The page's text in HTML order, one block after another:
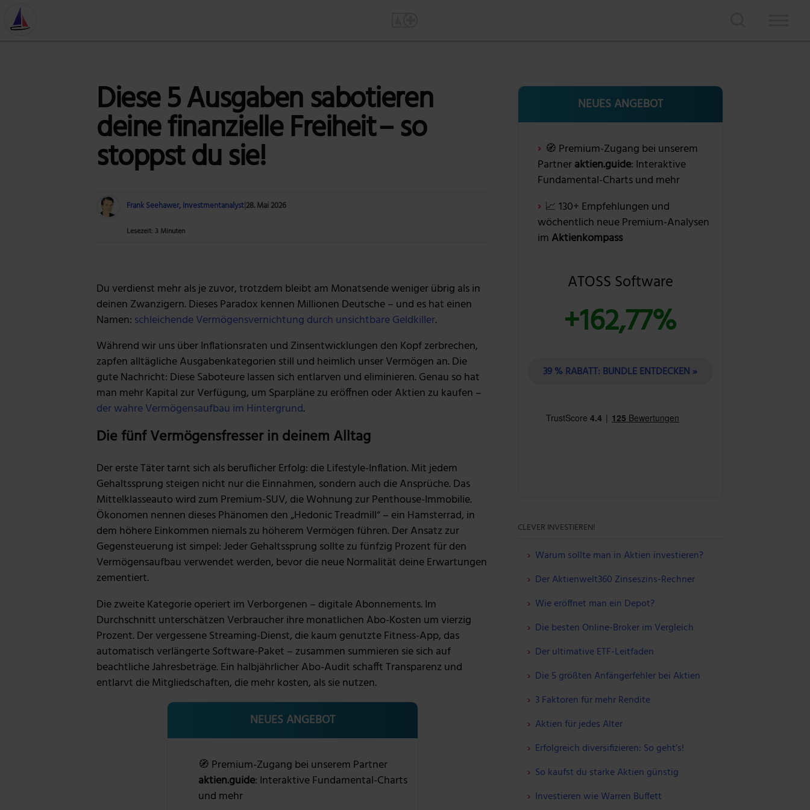
Diese 5 Ausgaben sabotieren
deine finanzielle Freiheit – so
stoppst du sie!
Frank Seehawer, Investmentanalyst28. Mai 2026
Lesezeit: 3 Minuten
Du verdienst mehr als je zuvor, trotzdem bleibt am Monatsende weniger übrig als in
deinen Zwanzigern. Dieses Paradox kennen Millionen Deutsche – und es hat einen
Namen: schleichende Vermögensvernichtung durch unsichtbare Geldkiller.
Während wir uns über Inflationsraten und Zinsentwicklungen den Kopf zerbrechen,
zapfen alltägliche Ausgabenkategorien still und heimlich unser Vermögen an. Die
gute Nachricht: Diese Saboteure lassen sich entlarven und eliminieren. Genau so hat
man mehr Kapital zur Verfügung, um Sparpläne zu eröffnen oder Aktien zu kaufen –
der wahre Vermögensaufbau im Hintergrund.
Die fünf Vermögensfresser in deinem Alltag
Der erste Täter tarnt sich als beruflicher Erfolg: die Lifestyle-Inflation. Mit jedem
Gehaltssprung steigen nicht nur die Einnahmen, sondern auch die Ansprüche. Das
Mittelklasseauto wird zum Premium-SUV, die Wohnung zur Penthouse-Immobilie.
Ökonomen nennen dieses Phänomen den „Hedonic Treadmill“ – ein Hamsterrad, in
dem höhere Einkommen niemals zu höherem Vermögen führen. Der Ansatz zur
Gegensteuerung ist simpel: Jeder Gehaltssprung sollte zu fünfzig Prozent für den
Vermögensaufbau verwendet werden, bevor die neue Normalität deine Erwartungen
zementiert.
Die zweite Kategorie operiert im Verborgenen – digitale Abonnements. Im
Durchschnitt unterschätzen Verbraucher ihre monatlichen Abo-Kosten um vierzig
Prozent. Der vergessene Streaming-Dienst, die kaum genutzte Fitness-App, das
automatisch verlängerte Software-Paket – zusammen summieren sie sich auf
beachtliche Jahresbeträge. Ein halbjährlicher Abo-Audit schafft Transparenz und
entlarvt die Mitgliedschaften, die mehr kosten, als sie nutzen.
NEUES ANGEBOT
🧭 Premium-Zugang bei unserem Partner
aktien.guide: Interaktive Fundamental-Charts
und mehr
NEUES ANGEBOT
🧭 Premium-Zugang bei unserem
Partneraktien.guide: Interaktive
Fundamental-Charts und mehr
📈 130+ Empfehlungen und
wöchentlich neue Premium-Analysen
im Aktienkompass
ATOSS Software
+162,77%
39 % RABATT: BUNDLE ENTDECKEN »
CLEVER INVESTIEREN!
Warum sollte man in Aktien investieren?
Der Aktienwelt360 Zinseszins-Rechner
Wie eröffnet man ein Depot?
Die besten Online-Broker im Vergleich
Der ultimative ETF-Leitfaden
Die 5 größten Anfängerfehler bei Aktien
3 Faktoren für mehr Rendite
Aktien für jedes Alter
Erfolgreich diversifizieren: So geht’s!
So kaufst du starke Aktien günstig
Investieren wie Warren Buffett